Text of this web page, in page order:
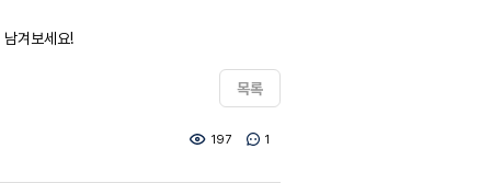
겨보세요!
목록
197 1